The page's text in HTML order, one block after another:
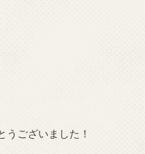
うございました！